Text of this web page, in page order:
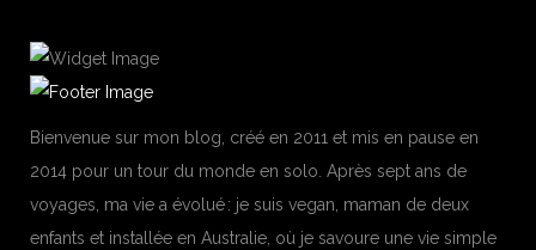
Bienvenue sur mon blog, créé en 2011 et mis en pause en
2014 pour un tour du monde en solo. Après sept ans de
voyages, ma vie a évolué : je suis vegan, maman de deux
enfants et installée en Australie, où je savoure une vie simple